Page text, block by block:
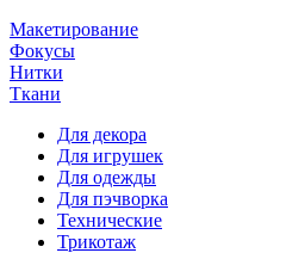
Макетирование
Фокусы
Нитки
Ткани
Для декора
Для игрушек
Для одежды
Для пэчворка
Технические
Трикотаж